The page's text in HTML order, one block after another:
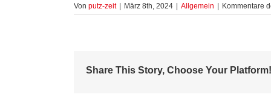
Von putz-zeit März 8th, 2024 Allgemein Kommentare
Share This Story, Choose Your Platform!